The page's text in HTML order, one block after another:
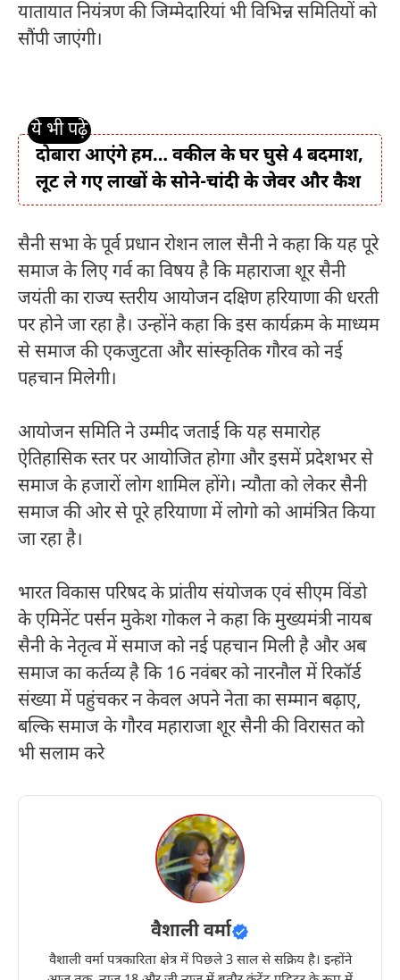
यातायात नियंत्रण की जिम्मेदारियां भी विभिन्न समितियों को
सौंपी जाएंगी।
दोबारा आएंगे हम… वकील के घर घुसे 4 बदमाश,
लूट ले गए लाखों के सोने-चांदी के जेवर और कैश
सैनी सभा के पूर्व प्रधान रोशन लाल सैनी ने कहा कि यह पूरे
समाज के लिए गर्व का विषय है कि महाराजा शूर सैनी
जयंती का राज्य स्तरीय आयोजन दक्षिण हरियाणा की धरती
पर होने जा रहा है। उन्होंने कहा कि इस कार्यक्रम के माध्यम
से समाज की एकजुटता और सांस्कृतिक गौरव को नई
पहचान मिलेगी।
आयोजन समिति ने उम्मीद जताई कि यह समारोह
ऐतिहासिक स्तर पर आयोजित होगा और इसमें प्रदेशभर से
समाज के हजारों लोग शामिल होंगे। न्यौता को लेकर सैनी
समाज की ओर से पूरे हरियाणा में लोगो को आमंत्रित किया
जा रहा है।
भारत विकास परिषद के प्रांतीय संयोजक एवं सीएम विंडो
के एमिनेंट पर्सन मुकेश गोकल ने कहा कि मुख्यमंत्री नायब
सैनी के नेतृत्व में समाज को नई पहचान मिली है और अब
समाज का कर्तव्य है कि 16 नवंबर को नारनौल में रिकॉर्ड
संख्या में पहुंचकर न केवल अपने नेता का सम्मान बढ़ाए,
बल्कि समाज के गौरव महाराजा शूर सैनी की विरासत को
भी सलाम करे
वैशाली वर्मा
वैशाली वर्मा पत्रकारिता क्षेत्र में पिछले 3 साल से सक्रिय है। इन्होंने